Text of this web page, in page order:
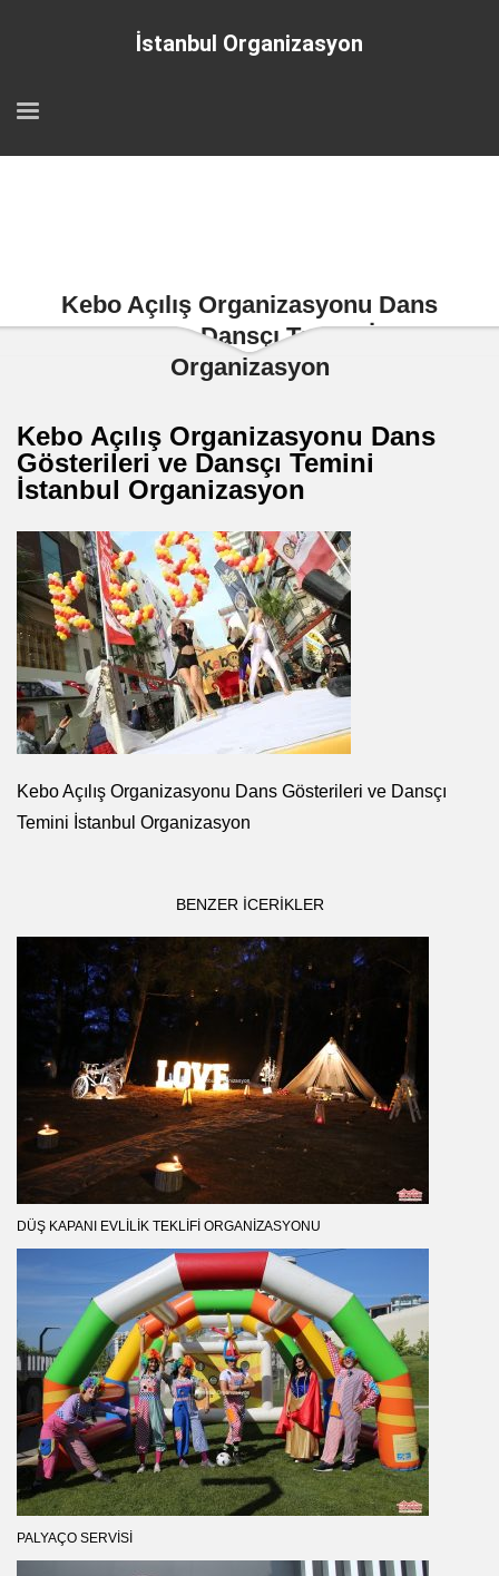
İstanbul Organizasyon
Kebo Açılış Organizasyonu Dans
Gösterileri ve Dansçı Temini İstanbul
Organizasyon
Kebo Açılış Organizasyonu Dans
Gösterileri ve Dansçı Temini
İstanbul Organizasyon
Kebo Açılış Organizasyonu Dans Gösterileri ve Dansçı
Temini İstanbul Organizasyon
BENZER ICERIKLER
DÜŞ KAPANI EVLILIK TEKLIFI ORGANIZASYONU
PALYAÇO SERVISI